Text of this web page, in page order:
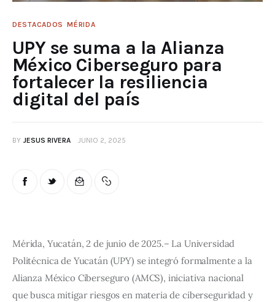
DESTACADOS MÉRIDA
UPY se suma a la Alianza
México Ciberseguro para
fortalecer la resiliencia
digital del país
BY JESUS RIVERA JUNIO 2, 2025
Mérida, Yucatán, 2 de junio de 2025.– La Universidad
Politécnica de Yucatán (UPY) se integró formalmente a la
Alianza México Ciberseguro (AMCS), iniciativa nacional
que busca mitigar riesgos en materia de ciberseguridad y